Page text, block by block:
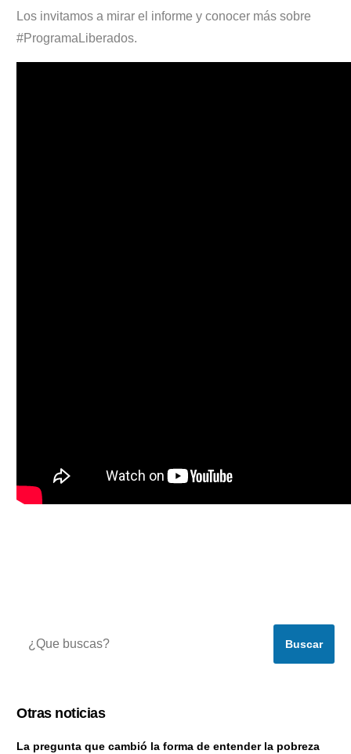
Los invitamos a mirar el informe y conocer más sobre
#ProgramaLiberados.
Buscar
Otras noticias
La pregunta que cambió la forma de entender la pobreza